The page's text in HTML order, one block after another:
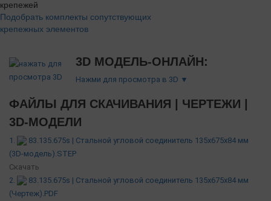
Подобрать комплекты сопутствующих
крепежных элементов
3D МОДЕЛЬ-ОНЛАЙН:
Нажми для просмотра в 3D ▼
ФАЙЛЫ ДЛЯ СКАЧИВАНИЯ | ЧЕРТЕЖИ |
3D-МОДЕЛИ
1.
83.135.675s | Стальной угловой соединитель 135х675х84 мм
(3D-модель).STEP
Скачать
2.
83.135.675s | Стальной угловой соединитель 135х675х84 мм
(Чертеж).PDF